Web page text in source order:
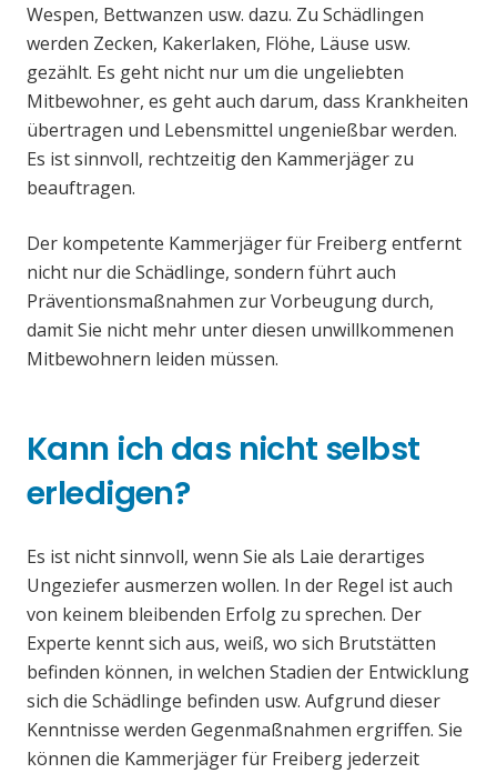
Wespen, Bettwanzen usw. dazu. Zu Schädlingen
werden Zecken, Kakerlaken, Flöhe, Läuse usw.
gezählt. Es geht nicht nur um die ungeliebten
Mitbewohner, es geht auch darum, dass Krankheiten
übertragen und Lebensmittel ungenießbar werden.
Es ist sinnvoll, rechtzeitig den Kammerjäger zu
beauftragen.
Der kompetente Kammerjäger für Freiberg entfernt
nicht nur die Schädlinge, sondern führt auch
Präventionsmaßnahmen zur Vorbeugung durch,
damit Sie nicht mehr unter diesen unwillkommenen
Mitbewohnern leiden müssen.
Kann ich das nicht selbst
erledigen?
Es ist nicht sinnvoll, wenn Sie als Laie derartiges
Ungeziefer ausmerzen wollen. In der Regel ist auch
von keinem bleibenden Erfolg zu sprechen. Der
Experte kennt sich aus, weiß, wo sich Brutstätten
befinden können, in welchen Stadien der Entwicklung
sich die Schädlinge befinden usw. Aufgrund dieser
Kenntnisse werden Gegenmaßnahmen ergriffen. Sie
können die Kammerjäger für Freiberg jederzeit